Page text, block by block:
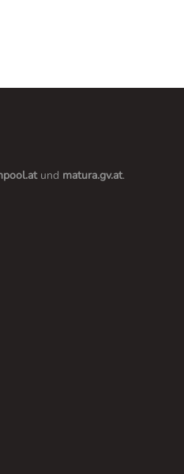
und matura.gv.at.